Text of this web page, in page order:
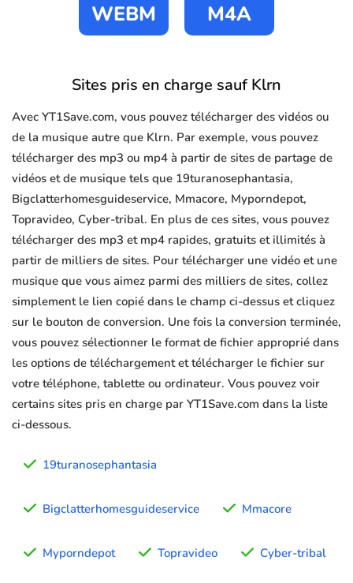
WEBM M4A
Sites pris en charge sauf Klrn
Avec YT1Save.com, vous pouvez télécharger des vidéos ou
de la musique autre que Klrn. Par exemple, vous pouvez
télécharger des mp3 ou mp4 à partir de sites de partage de
vidéos et de musique tels que 19turanosephantasia,
Bigclatterhomesguideservice, Mmacore, Myporndepot,
Topravideo, Cyber-tribal. En plus de ces sites, vous pouvez
télécharger des mp3 et mp4 rapides, gratuits et illimités à
partir de milliers de sites. Pour télécharger une vidéo et une
musique que vous aimez parmi des milliers de sites, collez
simplement le lien copié dans le champ ci-dessus et cliquez
sur le bouton de conversion. Une fois la conversion terminée,
vous pouvez sélectionner le format de fichier approprié dans
les options de téléchargement et télécharger le fichier sur
votre téléphone, tablette ou ordinateur. Vous pouvez voir
certains sites pris en charge par YT1Save.com dans la liste
ci-dessous.
19turanosephantasia
Bigclatterhomesguideservice Mmacore
Myporndepot Topravideo Cyber-tribal